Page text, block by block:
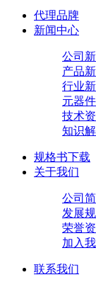
代理品牌
新闻中心
公司
产品
行业
元器
技术
知识
规格书下载
关于我们
公司
发展
荣誉
加入
联系我们